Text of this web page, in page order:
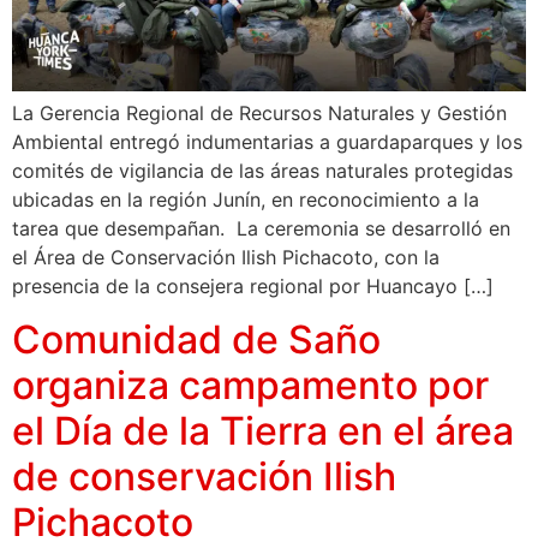
La Gerencia Regional de Recursos Naturales y Gestión
Ambiental entregó indumentarias a guardaparques y los
comités de vigilancia de las áreas naturales protegidas
ubicadas en la región Junín, en reconocimiento a la
tarea que desempañan. La ceremonia se desarrolló en
el Área de Conservación Ilish Pichacoto, con la
presencia de la consejera regional por Huancayo […]
Comunidad de Saño
organiza campamento por
el Día de la Tierra en el área
de conservación Ilish
Pichacoto